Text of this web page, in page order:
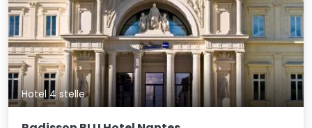
Hotel 4 stelle